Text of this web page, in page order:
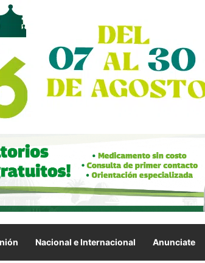
Nacional e Internacional Anunciate